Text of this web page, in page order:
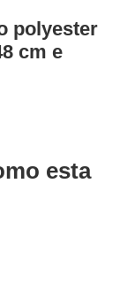
polyester
cm e
esta